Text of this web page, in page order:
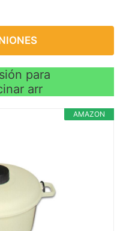
para
arr
AMAZON